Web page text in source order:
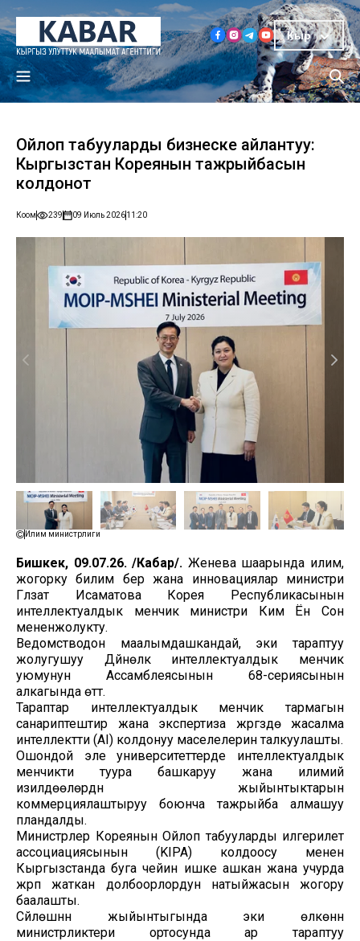
Кыр
Ойлоп табууларды бизнеске айлантуу:
Кыргызстан Кореянын тажрыйбасын
колдонот
Коом 239 09 Июль 202611:20
Илим министрлиги
Бишкек, 09.07.26. /Кабар/. Женева шаарында илим,
жогорку билим берүү жана инновациялар министри
Гүлзат Исаматова Корея Республикасынын
интеллектуалдык менчик министри Ким Ён Сон
мененжолукту.
Ведомстводон маалымдашкандай, эки тараптуу
жолугушуу Дүйнөлүк интеллектуалдык менчик
уюмунун Ассамблеясынын 68-сериясынын
алкагында өттү.
Тараптар интеллектуалдык менчик тармагын
санариптештирүү жана экспертиза жүргүзүүдө жасалма
интеллектти (AI) колдонуу маселелерин талкуулашты.
Ошондой эле университеттерде интеллектуалдык
менчикти туура башкаруу жана илимий
изилдөөлөрдүн жыйынтыктарын
коммерциялаштыруу боюнча тажрыйба алмашуу
пландалды.
Министрлер Кореянын Ойлоп табууларды илгерилетүү
ассоциациясынын (KIPA) колдоосу менен
Кыргызстанда буга чейин ишке ашкан жана учурда
жүрүп жаткан долбоорлордун натыйжасын жогору
баалашты.
Сүйлөшүүнүн жыйынтыгында эки өлкөнүн
министрликтери ортосунда ар тараптуу